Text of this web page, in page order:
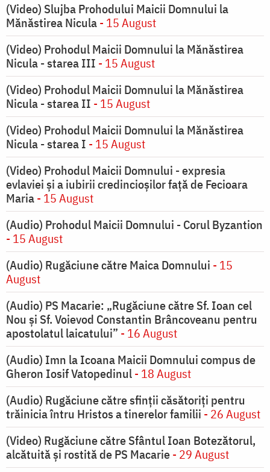
(Video) Slujba Prohodului Maicii Domnului la
Mănăstirea Nicula- 15 August
(Video) Prohodul Maicii Domnului la Mănăstirea
Nicula - starea III - 15 August
(Video) Prohodul Maicii Domnului la Mănăstirea
Nicula - starea II - 15 August
(Video) Prohodul Maicii Domnului la Mănăstirea
Nicula - starea I - 15 August
(Video) Prohodul Maicii Domnului - expresia
evlaviei și a iubirii credincioșilor față de Fecioara
Maria- 15 August
(Audio) Prohodul Maicii Domnului - Corul Byzantion
- 15 August
(Audio) Rugăciune către Maica Domnului - 15
August
(Audio) PS Macarie: „Rugăciune către Sf. Ioan cel
Nou și Sf. Voievod Constantin Brâncoveanu pentru
apostolatul laicatului” - 16 August
(Audio) Imn la Icoana Maicii Domnului compus de
Gheron Iosif Vatopedinul- 18 August
(Audio) Rugăciune către sfinții căsătoriți pentru
trăinicia întru Hristos a tinerelor familii - 26 August
(Video) Rugăciune către Sfântul Ioan Botezătorul,
alcătuită și rostită de PS Macarie- 29 August